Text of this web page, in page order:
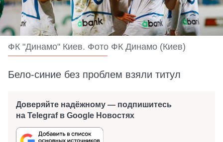
ФК "Динамо" Киев. Фото ФК Динамо (Киев)
Бело-синие без проблем взяли титул
Доверяйте надёжному — подпишитесь
на Telegraf в Google Новостях